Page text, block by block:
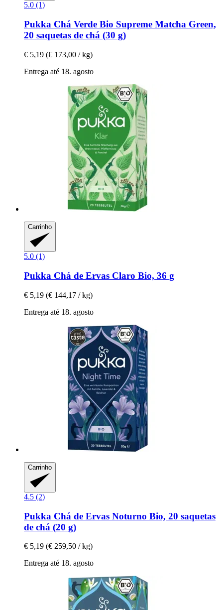
5.0 (1)
Pukka Chá Verde Bio Supreme Matcha Green,
20 saquetas de chá (30 g)
€ 5,19 (€ 173,00 / kg)
Entrega até 18. agosto
Carrinho
5.0 (1)
Pukka Chá de Ervas Claro Bio, 36 g
€ 5,19 (€ 144,17 / kg)
Entrega até 18. agosto
Carrinho
4.5 (2)
Pukka Chá de Ervas Noturno Bio, 20 saquetas
de chá (20 g)
€ 5,19 (€ 259,50 / kg)
Entrega até 18. agosto